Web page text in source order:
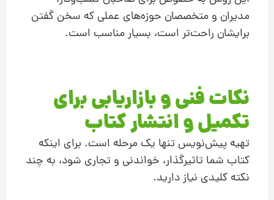
مدیران و متخصصان حوزه‌های عملی که سخن گفتن
برایشان راحت‌تر است، بسیار مناسب است.
نکات فنی و بازاریابی برای
تکمیل و انتشار کتاب
تهیه پیش‌نویس تنها یک مرحله است. برای اینکه
کتاب شما تاثیرگذار، خواندنی و تجاری شود، به چند
نکته کلیدی نیاز دارید.